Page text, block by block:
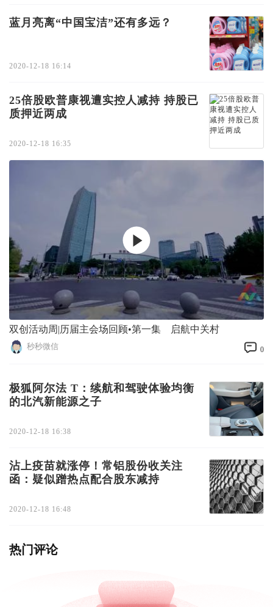
蓝月亮离“中国宝洁”还有多远？
2020-12-18 16:14
25倍股欧普康视遭实控人减持 持股已
质押近两成
2020-12-18 16:35
双创活动周|历届主会场回顾•第一集 启航中关村
秒秒微信 0
极狐阿尔法 T：续航和驾驶体验均衡
的北汽新能源之子
2020-12-18 16:38
沾上疫苗就涨停！常铝股份收关注
函：疑似蹭热点配合股东减持
2020-12-18 16:48
热门评论